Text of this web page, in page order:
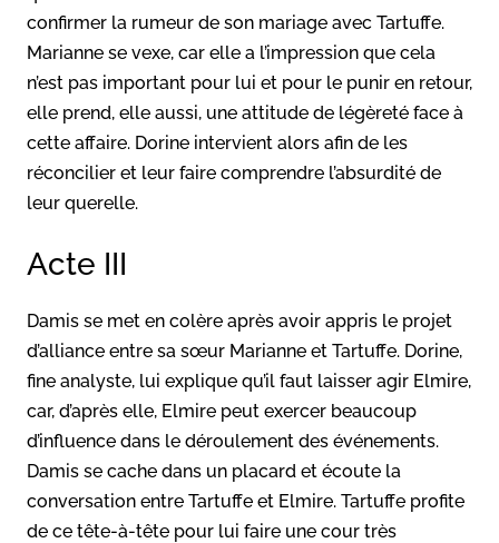
confirmer la rumeur de son mariage avec Tartuffe.
Marianne se vexe, car elle a l’impression que cela
n’est pas important pour lui et pour le punir en retour,
elle prend, elle aussi, une attitude de légèreté face à
cette affaire. Dorine intervient alors afin de les
réconcilier et leur faire comprendre l’absurdité de
leur querelle.
Acte III
Damis se met en colère après avoir appris le projet
d’alliance entre sa sœur Marianne et Tartuffe. Dorine,
fine analyste, lui explique qu’il faut laisser agir Elmire,
car, d’après elle, Elmire peut exercer beaucoup
d’influence dans le déroulement des événements.
Damis se cache dans un placard et écoute la
conversation entre Tartuffe et Elmire. Tartuffe profite
de ce tête-à-tête pour lui faire une cour très